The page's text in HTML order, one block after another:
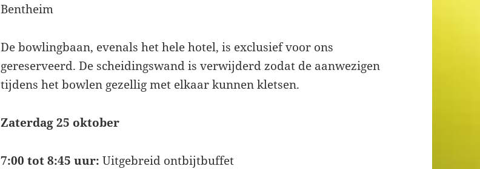
Bentheim
De bowlingbaan, evenals het hele hotel, is exclusief voor ons
gereserveerd. De scheidingswand is verwijderd zodat de aanwezigen
tijdens het bowlen gezellig met elkaar kunnen kletsen.
Zaterdag 25 oktober
7:00 tot 8:45 uur: Uitgebreid ontbijtbuffet